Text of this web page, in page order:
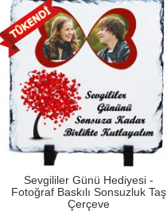
Sevgililer Günü Hediyesi -
Fotoğraf Baskılı Sonsuzluk Taş
Çerçeve